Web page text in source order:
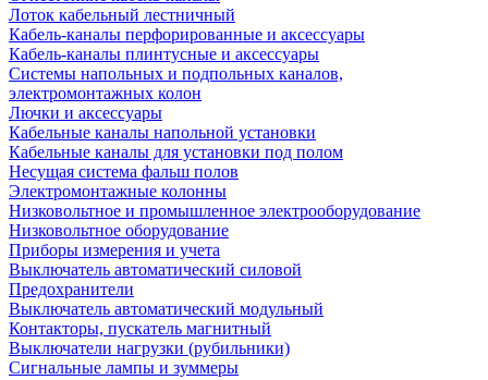
Лоток кабельный лестничный
Кабель-каналы перфорированные и аксессуары
Кабель-каналы плинтусные и аксессуары
Системы напольных и подпольных каналов,
электромонтажных колон
Лючки и аксессуары
Кабельные каналы напольной установки
Кабельные каналы для установки под полом
Несущая система фальш полов
Электромонтажные колонны
Низковольтное и промышленное электрооборудование
Низковольтное оборудование
Приборы измерения и учета
Выключатель автоматический силовой
Предохранители
Выключатель автоматический модульный
Контакторы, пускатель магнитный
Выключатели нагрузки (рубильники)
Сигнальные лампы и зуммеры